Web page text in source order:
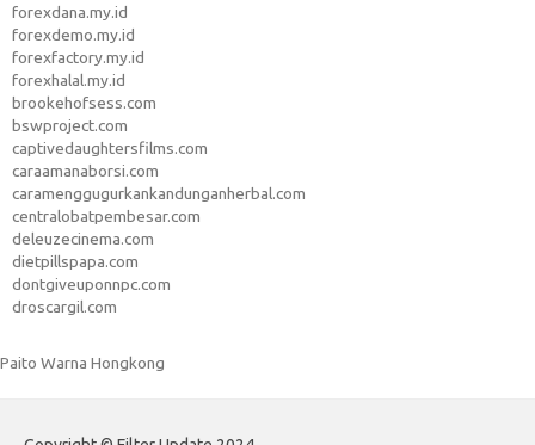
forexdana.my.id
forexdemo.my.id
forexfactory.my.id
forexhalal.my.id
brookehofsess.com
bswproject.com
captivedaughtersfilms.com
caraamanaborsi.com
caramenggugurkankandunganherbal.com
centralobatpembesar.com
deleuzecinema.com
dietpillspapa.com
dontgiveuponnpc.com
droscargil.com
Paito Warna Hongkong